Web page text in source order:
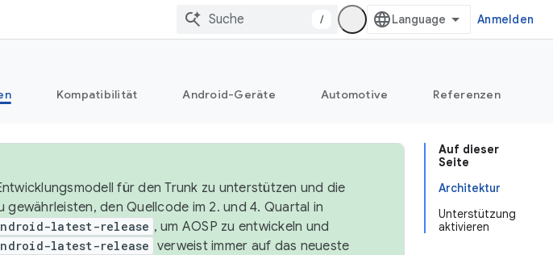
/ Anmelden
Kompatibilität Android-Geräte Automotive Referenzen
Auf dieser
Seite
Architektur
Unterstützung
aktivieren
für den Trunk zu unterstützen und die
den Quellcode im 2. und 4. Quartal in
latest-release , um AOSP zu entwickeln und
latest-release verweist immer auf das neueste